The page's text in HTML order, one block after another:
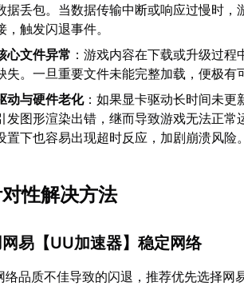
据丢包。当数据传输中断或响应过慢时
，触发闪退事件。
心文件异常 ：游戏内容在下载或升级过
失。一旦重要文件未能完整加载，便极有
动与硬件老化：如果显卡驱动长时间未更
发图形渲染出错，继而导致游戏无法正
置下也容易出现超时反应，加剧崩溃风险。
性解决方法
易【UU加速器】稳定网络
络品质不佳导致的闪退，推荐优先选择网